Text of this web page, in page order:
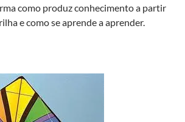
como produz conhecimento a partir
e como se aprende a aprender.